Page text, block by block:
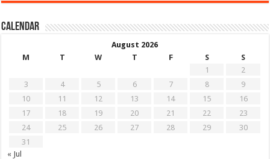
Calendar
August 2026
M
T W T F S
S
1
2
3
4 5 6 7 8
9
10
11 12 13 14 15
16
17
18 19 20 21 22
23
24
25 26 27 28 29
30
31
« Jul